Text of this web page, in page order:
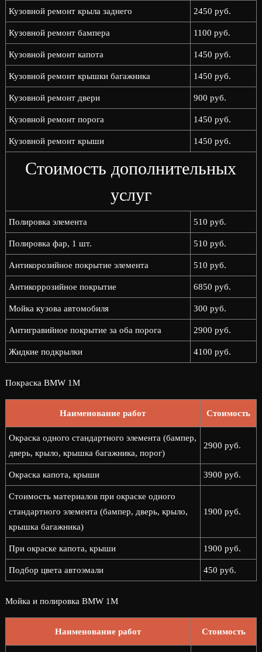
Кузовной ремонт крыла заднего 2450 руб.
Кузовной ремонт бампера 1100 руб.
Кузовной ремонт капота 1450 руб.
Кузовной ремонт крышки багажника 1450 руб.
Кузовной ремонт двери 900 руб.
Кузовной ремонт порога 1450 руб.
Кузовной ремонт крыши 1450 руб.
Стоимость дополнительных
услуг
Полировка элемента 510 руб.
Полировка фар, 1 шт. 510 руб.
Антикорозийное покрытие элемента 510 руб.
Антикоррозийное покрытие 6850 руб.
Мойка кузова автомобиля 300 руб.
Антигравийное покрытие за оба порога 2900 руб.
Жидкие подкрылки 4100 руб.
Покраска BMW 1M
Наименование работ Стоимость
Окраска одного стандартного элемента (бампер,
дверь, крыло, крышка багажника, порог)
2900 руб.
Окраска капота, крыши 3900 руб.
Стоимость материалов при окраске одного
стандартного элемента (бампер, дверь, крыло,
крышка багажника)
1900 руб.
При окраске капота, крыши 1900 руб.
Подбор цвета автоэмали 450 руб.
Мойка и полировка BMW 1M
Наименование работ Стоимость